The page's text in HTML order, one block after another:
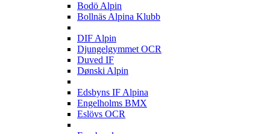
Bodö Alpin
Bollnäs Alpina Klubb
DIF Alpin
Djungelgymmet OCR
Duved IF
Dønski Alpin
Edsbyns IF Alpina
Engelholms BMX
Eslövs OCR